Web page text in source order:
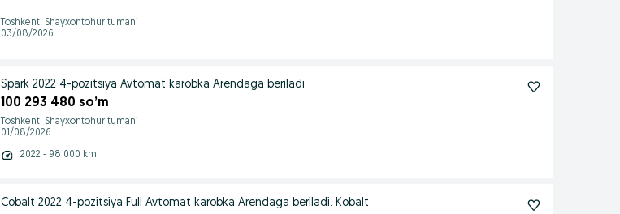
Toshkent, Shayxontohur tumani
03/08/2026
Spark 2022 4-pozitsiya Avtomat karobka Arendaga beriladi.
100 293 480 so’m
Toshkent, Shayxontohur tumani
01/08/2026
2022 - 98 000 km
Cobalt 2022 4-pozitsiya Full Avtomat karobka Arendaga beriladi. Kobalt